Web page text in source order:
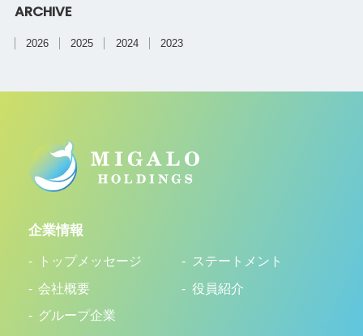
ARCHIVE
2026 2025 2024 2023
企業情報
トップメッセージ
ステートメント
会社概要
役員紹介
グループ企業